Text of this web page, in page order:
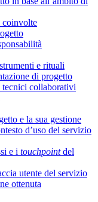
coinvolte
e rituali
di progetto
collaborativi
e la sua gestione
d’uso del servizio
e i touchpointdel
utente del servizio
ottenuta